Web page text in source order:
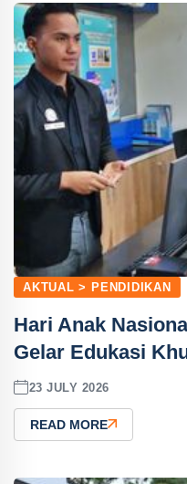
AKTUAL > PENDIDIKAN
Hari Anak
Gelar Edukasi
23 JULY 2026
READ MORE